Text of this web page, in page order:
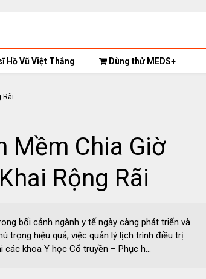
Hồ Vũ Việt Thắng Dùng thử MEDS+
Mềm Chia Giờ
Rộng Rãi
bối cảnh ngành y tế ngày càng phát triển và
trọng hiệu quả, việc quản lý lịch trình điều trị
các khoa Y học Cổ truyền – Phục h...